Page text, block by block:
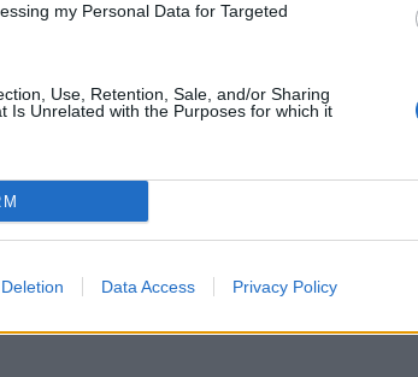
my Personal Data for Targeted
Use, Retention, Sale, and/or Sharing
Is Unrelated with the Purposes for which it
Data Access Privacy Policy